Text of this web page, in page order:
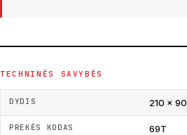
TECHNINĖS SAVYBĖS
DYDIS 210 × 90
PREKĖS KODAS 69T